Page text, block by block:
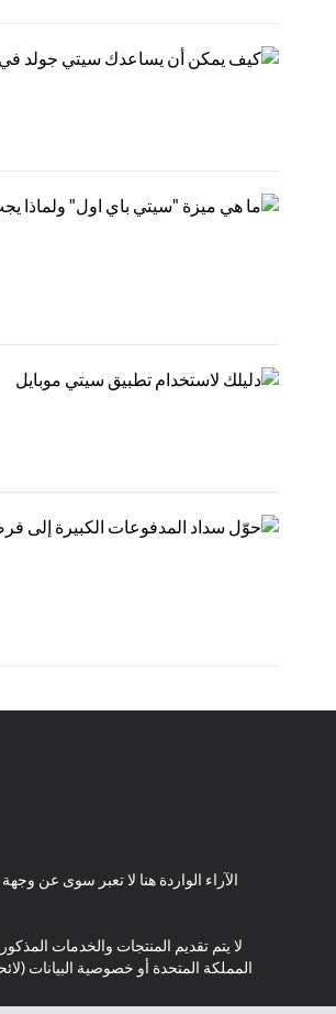
الآراء الواردة هنا لا تعبر سوى عن
لا يتم تقديم المنتجات والخدمات
المملكة المتحدة أو خصوصية البيانات